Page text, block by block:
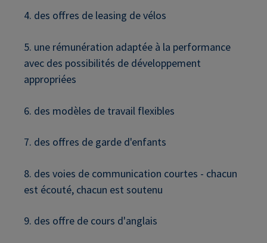
4. des offres de leasing de vélos
5. une rémunération adaptée à la performance
avec des possibilités de développement
appropriées
6. des modèles de travail flexibles
7. des offres de garde d'enfants
8. des voies de communication courtes - chacun
est écouté, chacun est soutenu
9. des offre de cours d'anglais